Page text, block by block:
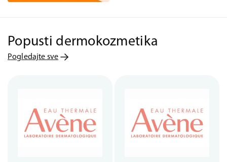
Popusti dermokozmetika
Pogledajte sve